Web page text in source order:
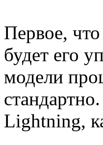
Первое,
будет его
модели
Lightning,